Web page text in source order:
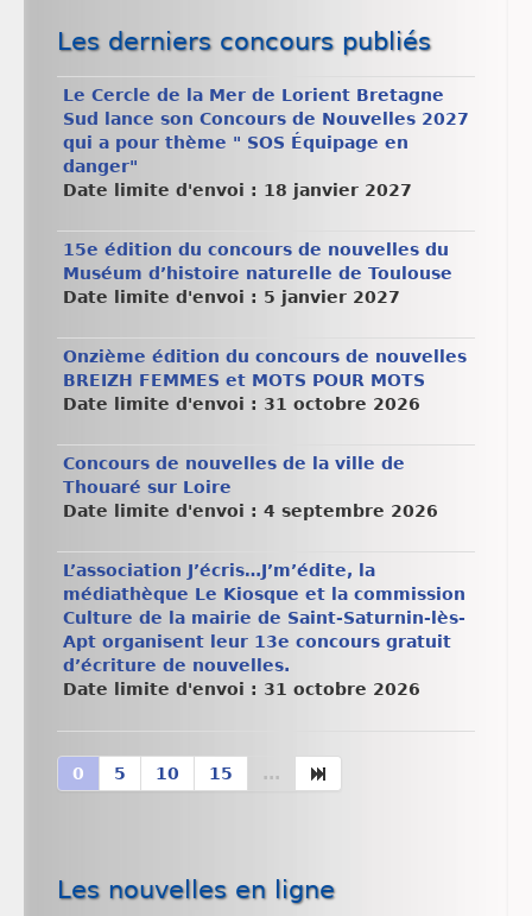
Les derniers concours publiés
Le Cercle de la Mer de Lorient Bretagne
Sud lance son Concours de Nouvelles 2027
qui a pour thème " SOS Équipage en
danger"
Date limite d'envoi : 18 janvier 2027
15e édition du concours de nouvelles du
Muséum d’histoire naturelle de Toulouse
Date limite d'envoi : 5 janvier 2027
Onzième édition du concours de nouvelles
BREIZH FEMMES et MOTS POUR MOTS
Date limite d'envoi : 31 octobre 2026
Concours de nouvelles de la ville de
Thouaré sur Loire
Date limite d'envoi : 4 septembre 2026
L’association J’écris…J’m’édite, la
médiathèque Le Kiosque et la commission
Culture de la mairie de Saint-Saturnin-lès-
Apt organisent leur 13e concours gratuit
d’écriture de nouvelles.
Date limite d'envoi : 31 octobre 2026
0 5 10 15 ...
Les nouvelles en ligne